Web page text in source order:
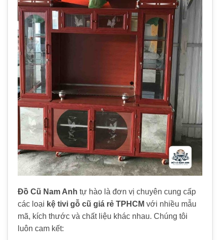
Đồ Cũ Nam Anh tự hào là đơn vị chuyên cung cấp
các loại kệ tivi gỗ cũ giá rẻ TPHCM với nhiều mẫu
mã, kích thước và chất liệu khác nhau. Chúng tôi
luôn cam kết: